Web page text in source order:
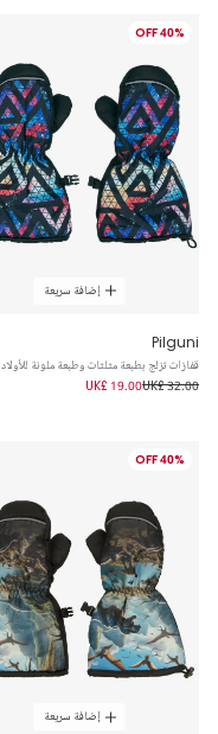
40% OFF
إضافة سريعة
Pilguni
قفازات تزلج بطبعة مثلثات وطبعة ملونة للأولاد
UK£ 32.00
UK£ 19.00
40% OFF
إضافة سريعة